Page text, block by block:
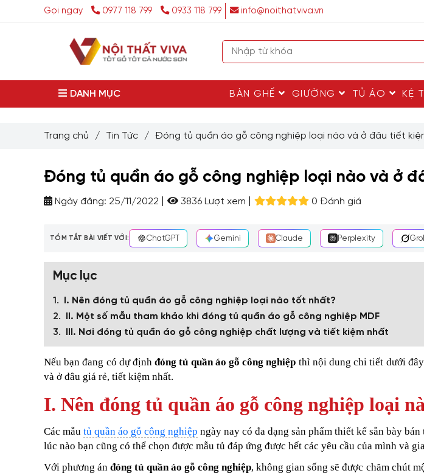
Gọi ngay 0977 118 799 0933 118 799 info@noithatviva.vn
DANH MỤC BÀN GHẾ GIƯỜNG TỦ ÁO KỆ
Trang chủ / Tin Tức / Đóng tủ quần áo gỗ công nghiệp loại nào và ở đâu tiết
Đóng tủ quần áo gỗ công nghiệp loại nào và ở
Ngày đăng: 25/11/2022 3836 Lượt xem 0 Đánh giá
TÓM TẮT BÀI VIẾT VỚI: ChatGPT Gemini Claude Perplexity
Mục lục
I. Nên đóng tủ quần áo gỗ công nghiệp loại nào tốt nhất?
II. Một số mẫu tham khảo khi đóng tủ quần áo gỗ công nghiệp MDF
III. Nơi đóng tủ quần áo gỗ công nghiệp chất lượng và tiết kiệm nhất
Nếu bạn đang có dự địnhđóng tủ quần áo gỗ công nghiệp thì nội dung chi tiết dưới
và ở đâu giá rẻ, tiết kiệm nhất.
I. Nên đóng tủ quần áo gỗ công nghiệp loại
Các mẫutủ quần áo gỗ công nghiệp ngày nay có đa dạng sản phẩm thiết kế sẵn bày
lúc nào bạn cũng có thể chọn được mẫu tủ đáp ứng được hết các yêu cầu của mình và
Với phương ánđóng tủ quần áo gỗ công nghiệp, không gian sống sẽ được chăm chút